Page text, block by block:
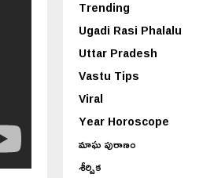
Trending
Ugadi Rasi Phalalu
Uttar Pradesh
Vastu Tips
Viral
Year Horoscope
మాఘ పురాణం
శీర్షిక